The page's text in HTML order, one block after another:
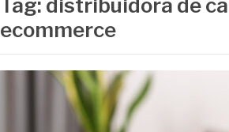
Tag: distribuidora de
ecommerce